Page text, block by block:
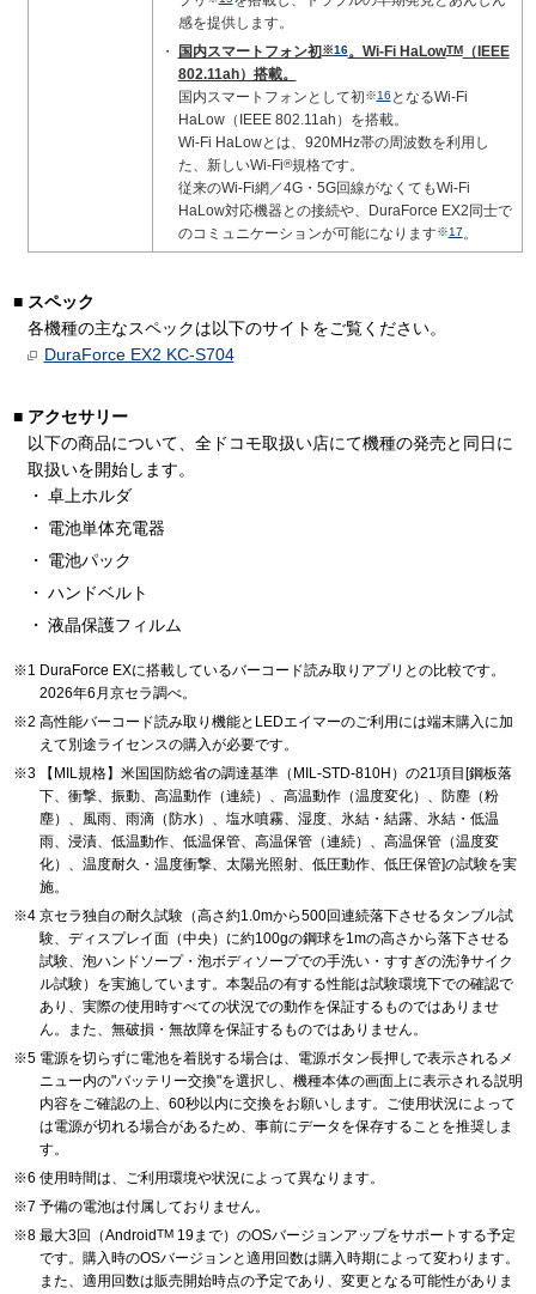
感を提供します。
国内スマートフォン初※16。Wi-Fi HaLowTM（IEEE
802.11ah）搭載。
国内スマートフォンとして初※16となるWi-Fi
HaLow（IEEE 802.11ah）を搭載。
Wi-Fi HaLowとは、920MHz帯の周波数を利用し
た、新しいWi-Fi®規格です。
従来のWi-Fi網／4G・5G回線がなくてもWi-Fi
HaLow対応機器との接続や、DuraForce EX2同士で
のコミュニケーションが可能になります※17。
スペック
各機種の主なスペックは以下のサイトをご覧ください。
DuraForce EX2 KC-S704
アクセサリー
以下の商品について、全ドコモ取扱い店にて機種の発売と同日に
取扱いを開始します。
卓上ホルダ
電池単体充電器
電池パック
ハンドベルト
液晶保護フィルム
DuraForce EXに搭載しているバーコード読み取りアプリとの比較です。
2026年6月京セラ調べ。
高性能バーコード読み取り機能とLEDエイマーのご利用には端末購入に加
えて別途ライセンスの購入が必要です。
【MIL規格】米国国防総省の調達基準（MIL-STD-810H）の21項目[鋼板落
下、衝撃、振動、高温動作（連続）、高温動作（温度変化）、防塵（粉
塵）、風雨、雨滴（防水）、塩水噴霧、湿度、氷結・結露、氷結・低温
雨、浸漬、低温動作、低温保管、高温保管（連続）、高温保管（温度変
化）、温度耐久・温度衝撃、太陽光照射、低圧動作、低圧保管]の試験を実
施。
京セラ独自の耐久試験（高さ約1.0mから500回連続落下させるタンブル試
験、ディスプレイ面（中央）に約100gの鋼球を1mの高さから落下させる
試験、泡ハンドソープ・泡ボディソープでの手洗い・すすぎの洗浄サイク
ル試験）を実施しています。本製品の有する性能は試験環境下での確認で
あり、実際の使用時すべての状況での動作を保証するものではありませ
ん。また、無破損・無故障を保証するものではありません。
電源を切らずに電池を着脱する場合は、電源ボタン長押しで表示されるメ
ニュー内の"バッテリー交換"を選択し、機種本体の画面上に表示される説明
内容をご確認の上、60秒以内に交換をお願いします。ご使用状況によって
は電源が切れる場合があるため、事前にデータを保存することを推奨しま
す。
使用時間は、ご利用環境や状況によって異なります。
予備の電池は付属しておりません。
最大3回（AndroidTM 19まで）のOSバージョンアップをサポートする予定
です。購入時のOSバージョンと適用回数は購入時期によって変わります。
また、適用回数は販売開始時点の予定であり、変更となる可能性がありま